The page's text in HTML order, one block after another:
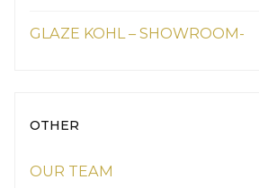
GLAZE KOHL – SHOWROOM-
OTHER
OUR TEAM